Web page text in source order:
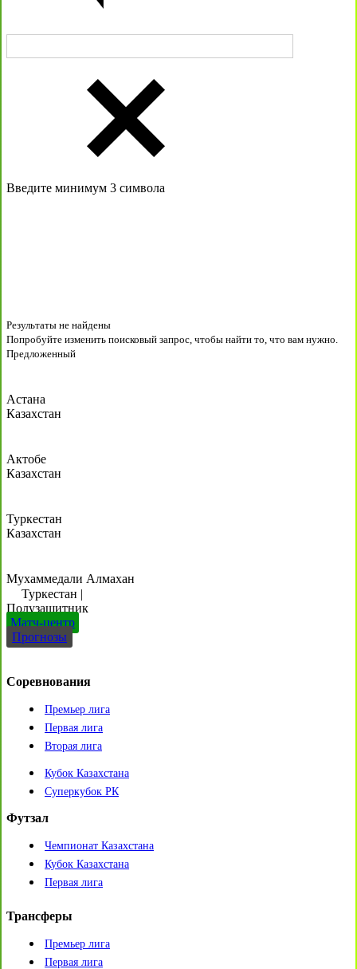
Введите минимум 3 символа
Результаты не найдены
Попробуйте изменить поисковый запрос, чтобы найти то, что вам нужно.
Предложенный
Астана
Казахстан
Актобе
Казахстан
Туркестан
Казахстан
Мухаммедали Алмахан
Туркестан |
Полузащитник
Матч-центр
Прогнозы
Соревнования
Премьер лига
Первая лига
Вторая лига
Кубок Казахстана
Суперкубок РК
Футзал
Чемпионат Казахстана
Кубок Казахстана
Первая лига
Трансферы
Премьер лига
Первая лига